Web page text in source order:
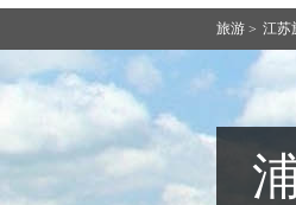
旅游 > 江苏